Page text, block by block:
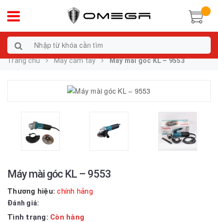
Trang chủ Máy cầm tay Máy mài góc KL – 9553
Máy mài góc KL – 9553
Thương hiệu: chính hảng
Đánh giá:
Tình trạng: Còn hàng